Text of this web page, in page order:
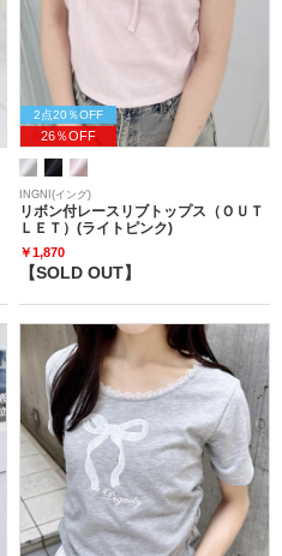
2点20％OFF
26％OFF
INGNI(イング)
リボン付レースリブトップス（ＯＵＴ
ＬＥＴ）(ライトピンク)
￥1,870
【SOLD OUT】